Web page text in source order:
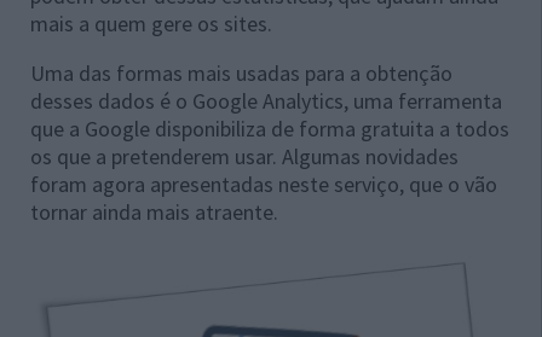
mais a quem gere os sites.
Uma das formas mais usadas para a obtenção
desses dados é o Google Analytics, uma ferramenta
que a Google disponibiliza de forma gratuita a todos
os que a pretenderem usar. Algumas novidades
foram agora apresentadas neste serviço, que o vão
tornar ainda mais atraente.